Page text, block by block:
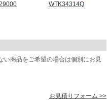
WTK34314Q
商品をご希望の場合は個別にお見
お見積りフォーム >>